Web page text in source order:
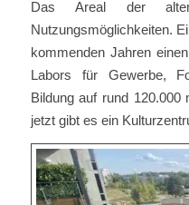
Das Areal der
Nutzungsmöglichkeiten.
kommenden Jahren
Labors für Gewerbe,
Bildung auf rund 120.000
jetzt gibt es ein